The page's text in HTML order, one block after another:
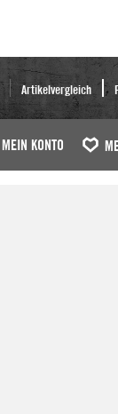
Artikelvergleich
MEIN KONTO